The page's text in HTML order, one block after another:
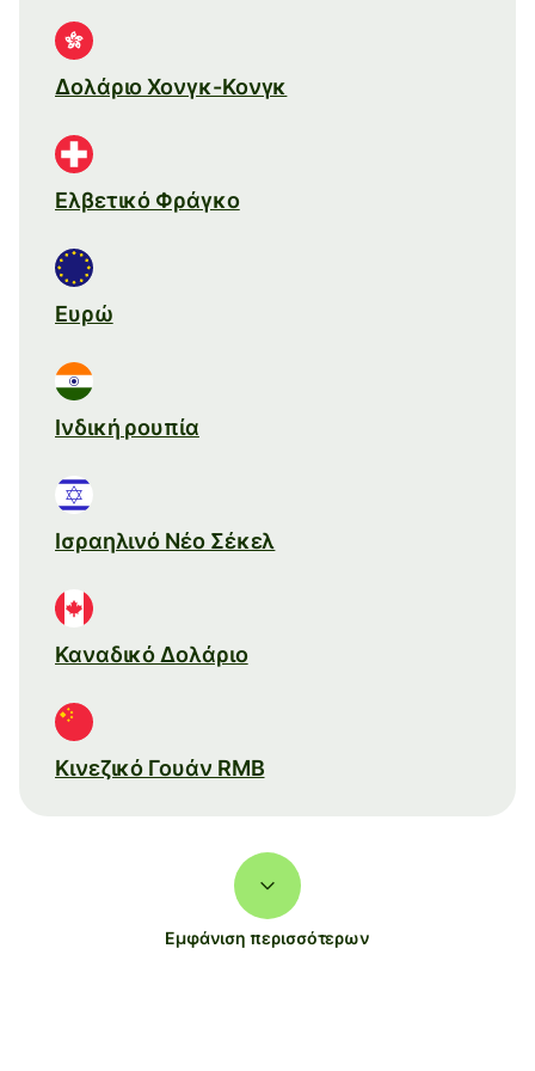
Δολάριο Χονγκ-Κονγκ
Ελβετικό Φράγκο
Ευρώ
Ινδική ρουπία
Ισραηλινό Νέο Σέκελ
Καναδικό Δολάριο
Κινεζικό Γουάν RMB
Εμφάνιση περισσότερων